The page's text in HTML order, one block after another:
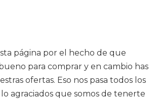
página por el hecho de que
para comprar y en cambio has
ofertas. Eso nos pasa todos los
lo agraciados que somos de tenerte